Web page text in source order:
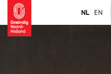
NL EN